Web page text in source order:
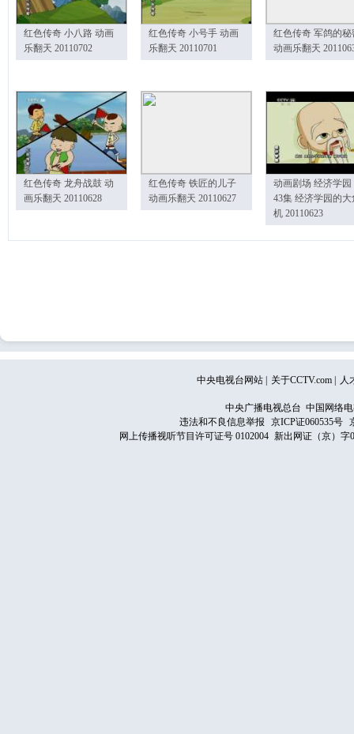
红色传奇 小八路 动画
乐翻天 20110702
红色传奇 小号手 动画
乐翻天 20110701
红色传奇 军鸽的秘
动画乐翻天
红色传奇 龙舟战鼓 动
画乐翻天 20110628
红色传奇 铁匠的儿子
动画乐翻天 20110627
动画剧场 经济学园
43集 经济学园的大
机 20110623
中央电视台网站 关于CCTV.com 人
中央广播电视总台 中国网络
违法和不良信息举报
京ICP证060535号
网上传播视听节目许可证号 0102004 新出网证（京）